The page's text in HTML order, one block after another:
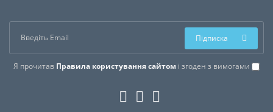
Я прочитав Правила користування сайтом і згоден з вимогами
Підписка